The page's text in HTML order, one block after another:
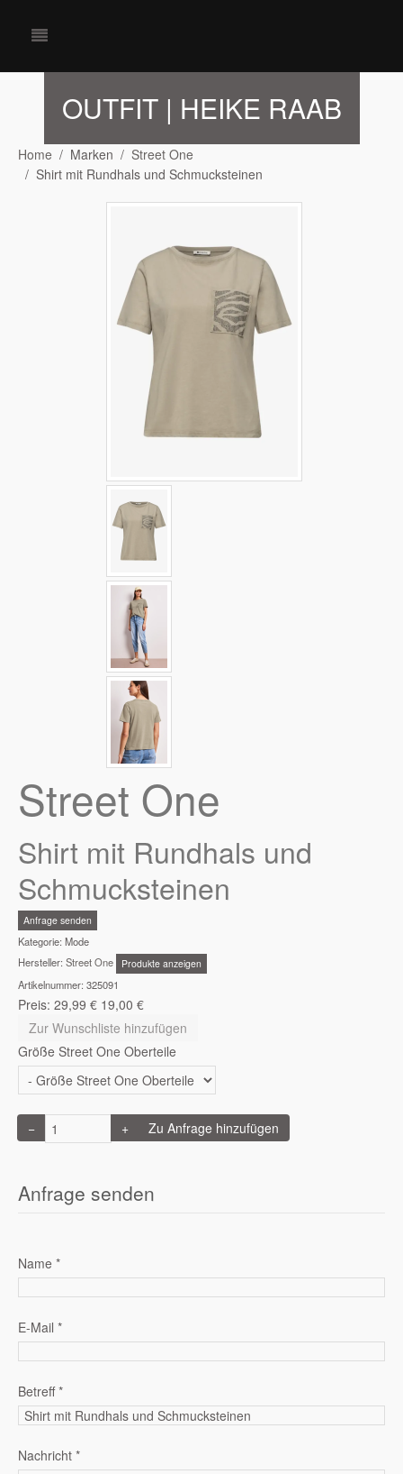
OUTFIT | HEIKE RAAB
Home Marken
Street One
Shirt mit Rundhals und Schmucksteinen
Street One
Shirt mit Rundhals und
Schmucksteinen
Anfrage senden
Kategorie: Mode
Hersteller: Street One Produkte anzeigen
Artikelnummer: 325091
Preis: 29,99 € 19,00 €
Zur Wunschliste hinzufügen
Größe Street One Oberteile
− +
Anfrage senden
Name *
E-Mail *
Betreff*
Nachricht *